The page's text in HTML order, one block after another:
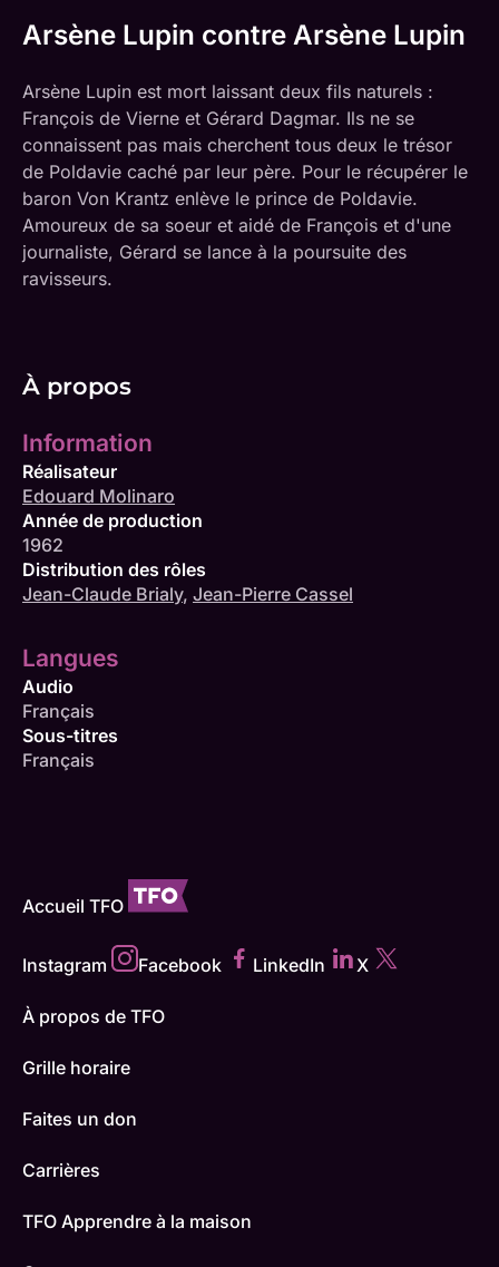
Arsène Lupin contre Arsène Lupin
Arsène Lupin est mort laissant deux fils naturels :
François de Vierne et Gérard Dagmar. Ils ne se
connaissent pas mais cherchent tous deux le trésor
de Poldavie caché par leur père. Pour le récupérer le
baron Von Krantz enlève le prince de Poldavie.
Amoureux de sa soeur et aidé de François et d'une
journaliste, Gérard se lance à la poursuite des
ravisseurs.
À propos
Information
Réalisateur
Edouard Molinaro
Année de production
1962
Distribution des rôles
Jean-Claude Brialy, Jean-Pierre Cassel
Langues
Audio
Français
Sous-titres
Français
Accueil TFO
Instagram Facebook LinkedIn X
À propos de TFO
Grille horaire
Faites un don
Carrières
TFO Apprendre à la maison